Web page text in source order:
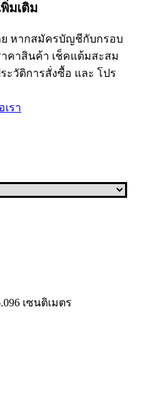
มเติม
หากสมัครบัญชีกับกรอบ
คาสินค้า เช็คแต้มสะสม
ะวัติการสั่งซื้อ และ โปร
เรา
เซนติเมตร